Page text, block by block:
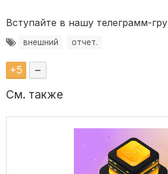
Вступайте в нашу телеграмм-
внешний отчет.
+5 –
См. также